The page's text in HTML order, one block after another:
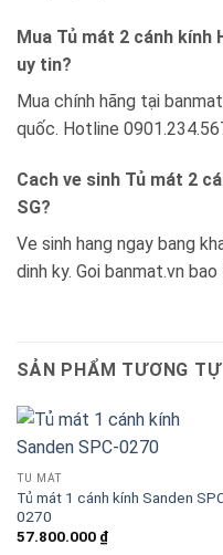
Mua Tủ mát 2 cánh kính
uy tin?
Mua chính hãng tại
quốc. Hotline
Cach ve sinh Tủ mát 2
SG?
Ve sinh hang ngay bang
dinh ky. Goi banmat.vn
SẢN PHẨM TƯƠNG TỰ
TỦ MÁT
Tủ mát 1 cánh kính Sanden
0270
57.800.000 ₫